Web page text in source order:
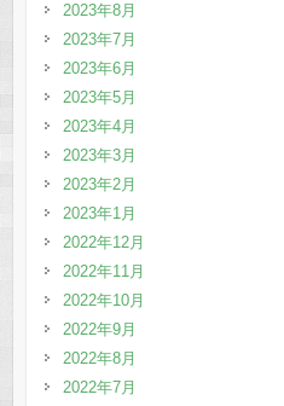
2023年8月
2023年7月
2023年6月
2023年5月
2023年4月
2023年3月
2023年2月
2023年1月
2022年12月
2022年11月
2022年10月
2022年9月
2022年8月
2022年7月